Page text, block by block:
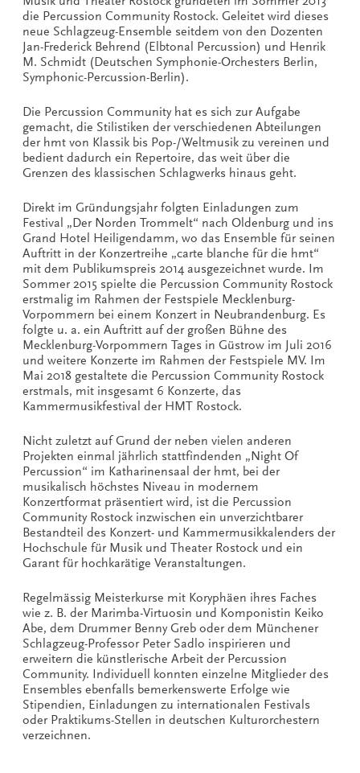
die Percussion Community Rostock. Geleitet wird dieses
neue Schlagzeug-Ensemble seitdem von den Dozenten
Jan-Frederick Behrend (Elbtonal Percussion) und Henrik
M. Schmidt (Deutschen Symphonie-Orchesters Berlin,
Symphonic-Percussion-Berlin).
Die Percussion Community hat es sich zur Aufgabe
gemacht, die Stilistiken der verschiedenen Abteilungen
der hmt von Klassik bis Pop-/Weltmusik zu vereinen und
bedient dadurch ein Repertoire, das weit über die
Grenzen des klassischen Schlagwerks hinaus geht.
Direkt im Gründungsjahr folgten Einladungen zum
Festival „Der Norden Trommelt“ nach Oldenburg und ins
Grand Hotel Heiligendamm, wo das Ensemble für seinen
Auftritt in der Konzertreihe „carte blanche für die hmt“
mit dem Publikumspreis 2014 ausgezeichnet wurde. Im
Sommer 2015 spielte die Percussion Community Rostock
erstmalig im Rahmen der Festspiele Mecklenburg-
Vorpommern bei einem Konzert in Neubrandenburg. Es
folgte u. a. ein Auftritt auf der großen Bühne des
Mecklenburg-Vorpommern Tages in Güstrow im Juli 2016
und weitere Konzerte im Rahmen der Festspiele MV. Im
Mai 2018 gestaltete die Percussion Community Rostock
erstmals, mit insgesamt 6 Konzerte, das
Kammermusikfestival der HMT Rostock.
Nicht zuletzt auf Grund der neben vielen anderen
Projekten einmal jährlich stattfindenden „Night Of
Percussion“ im Katharinensaal der hmt, bei der
musikalisch höchstes Niveau in modernem
Konzertformat präsentiert wird, ist die Percussion
Community Rostock inzwischen ein unverzichtbarer
Bestandteil des Konzert- und Kammermusikkalenders der
Hochschule für Musik und Theater Rostock und ein
Garant für hochkarätige Veranstaltungen.
Regelmässig Meisterkurse mit Koryphäen ihres Faches
wie z. B. der Marimba-Virtuosin und Komponistin Keiko
Abe, dem Drummer Benny Greb oder dem Münchener
Schlagzeug-Professor Peter Sadlo inspirieren und
erweitern die künstlerische Arbeit der Percussion
Community. Individuell konnten einzelne Mitglieder des
Ensembles ebenfalls bemerkenswerte Erfolge wie
Stipendien, Einladungen zu internationalen Festivals
oder Praktikums-Stellen in deutschen Kulturorchestern
verzeichnen.